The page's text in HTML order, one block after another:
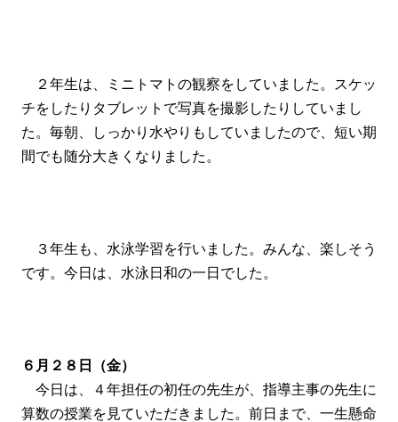
２年生は、ミニトマトの観察をしていました。スケッ
チをしたりタブレットで写真を撮影したりしていまし
た。毎朝、しっかり水やりもしていましたので、短い期
間でも随分大きくなりました。
３年生も、水泳学習を行いました。みんな、楽しそう
です。今日は、水泳日和の一日でした。
６月２８日（金）
今日は、４年担任の初任の先生が、指導主事の先生に
算数の授業を見ていただきました。前日まで、一生懸命